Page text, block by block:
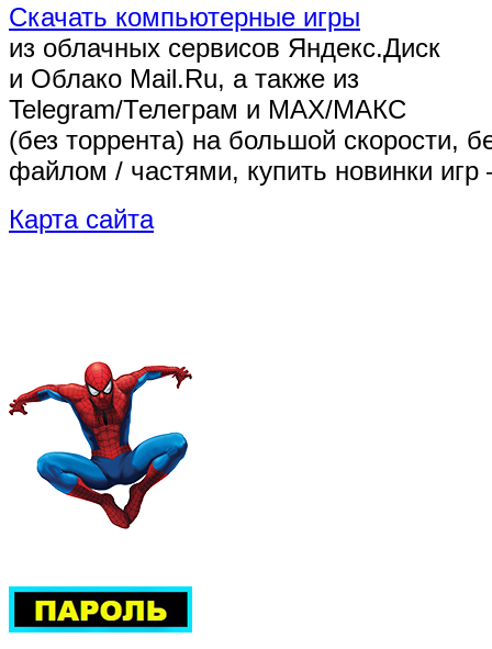
Скачать компьютерные игры
из облачных сервисов Яндекс.Диск
и Облако Mail.Ru, а также из
Telegram/Телеграм и MAX/МАКС
(без торрента) на большой скорости,
файлом / частями, купить новинки
Карта сайта